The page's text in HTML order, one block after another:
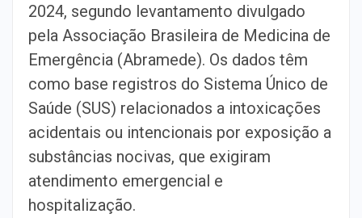
2024, segundo levantamento divulgado
pela Associação Brasileira de Medicina de
Emergência (Abramede). Os dados têm
como base registros do Sistema Único de
Saúde (SUS) relacionados a intoxicações
acidentais ou intencionais por exposição a
substâncias nocivas, que exigiram
atendimento emergencial e
hospitalização.